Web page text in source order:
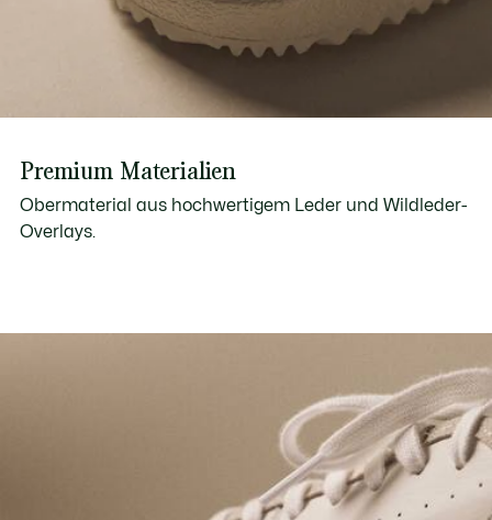
Premium Materialien
Obermaterial aus hochwertigem Leder und Wildleder-
Overlays.